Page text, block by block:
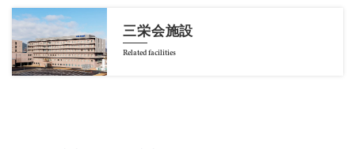
三栄会施設
Related facilities